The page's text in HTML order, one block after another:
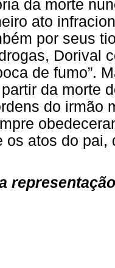
da morte
ato
por seus
Dorival
de fumo”.
da morte
do irmão
os atos do